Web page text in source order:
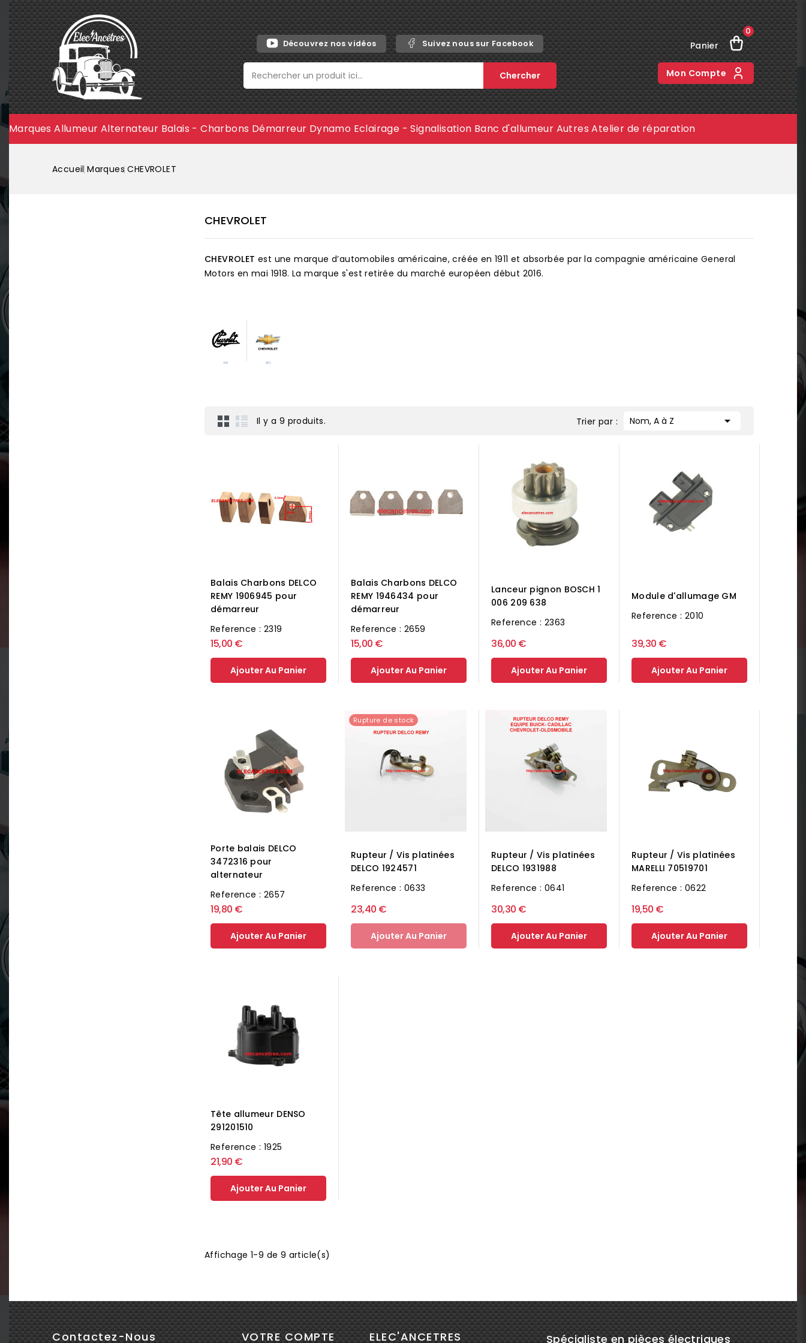
Découvrez nos vidéos Suivez nous sur Facebook
Chercher
Panier
0
Mon Compte
Marques Allumeur Alternateur Balais - Charbons Démarreur Dynamo Eclairage - Signalisation Banc d'allumeur Autres Atelier de réparation
Accueil Marques CHEVROLET
CHEVROLET
CHEVROLET est une marque d’automobiles américaine, créée en 1911 et absorbée par la compagnie américaine General
Motors en mai 1918. La marque s'est retirée du marché européen début 2016.
Il y a 9 produits. Trier par : Nom, A à Z 
Balais Charbons DELCO
REMY 1906945 pour
démarreur
Reference : 2319
15,00 €
Ajouter Au Panier
Balais Charbons DELCO
REMY 1946434 pour
démarreur
Reference : 2659
15,00 €
Ajouter Au Panier
Lanceur pignon BOSCH 1
006 209 638
Reference : 2363
36,00 €
Ajouter Au Panier
Module d'allumage GM
Reference : 2010
39,30 €
Ajouter Au Panier
Porte balais DELCO
3472316 pour
alternateur
Reference : 2657
19,80 €
Ajouter Au Panier
Rupture de stock
Rupteur / Vis platinées
DELCO 1924571
Reference : 0633
23,40 €
Ajouter Au Panier
Rupteur / Vis platinées
DELCO 1931988
Reference : 0641
30,30 €
Ajouter Au Panier
Rupteur / Vis platinées
MARELLI 70519701
Reference : 0622
19,50 €
Ajouter Au Panier
Tête allumeur DENSO
291201510
Reference : 1925
21,90 €
Ajouter Au Panier
Affichage 1-9 de 9 article(s)
Contactez-Nous VOTRE COMPTE ELEC'ANCETRES Spécialiste en pièces électriques